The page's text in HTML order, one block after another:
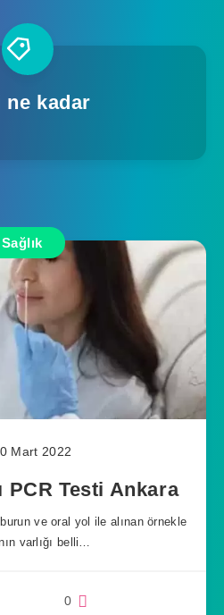
kadar
Sağlık
Mart 2022
PCR Testi Ankara
ve oral yol ile alınan örnekle
varlığı belli…
0